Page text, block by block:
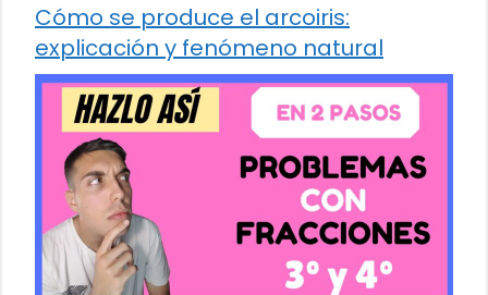
Cómo se produce el arcoiris:
explicación y fenómeno natural